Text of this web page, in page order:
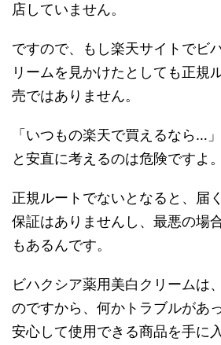
店していません。
ですので、もし楽天サイトでビ
リームを見かけたとしても正規
売ではありません。
「いつもの楽天で買えるなら…」
と安直に考えるのは危険ですよ。
正規ルートでないとなると、届
保証はありませんし、最悪の場
もあるんです。
ビハクシア薬用美白クリームは
のですから、何かトラブルがあ
安心して使用できる商品を手に